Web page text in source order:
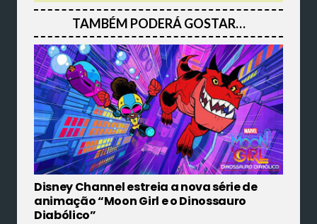
TAMBÉM PODERÁ GOSTAR…
Disney Channel estreia a nova série de
animação “Moon Girl e o Dinossauro
Diabólico”